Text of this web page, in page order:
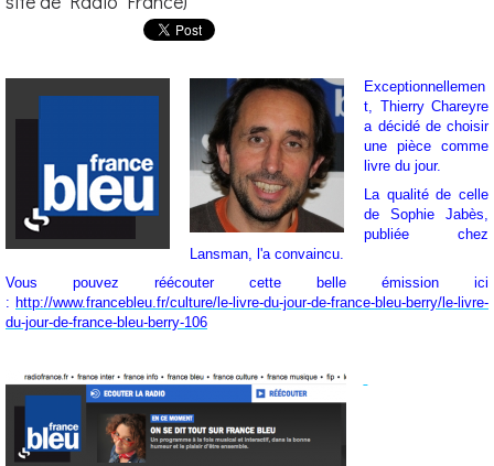
Exceptionnellemen
t, Thierry Chareyre
a décidé de choisir
une pièce comme
livre du jour.
La qualité de celle
de Sophie Jabès,
publiée chez
Lansman, l'a convaincu.
Vous pouvez réécouter cette belle émission ici
: http://www.francebleu.fr/culture/le-livre-du-jour-de-france-bleu-berry/le-livre-
du-jour-de-france-bleu-berry-106